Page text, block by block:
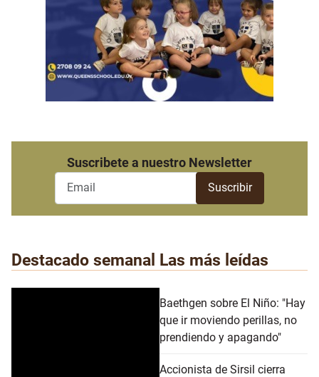
Suscribete a nuestro Newsletter
Destacado semanal Las más leídas
Baethgen sobre El Niño: "Hay
que ir moviendo perillas, no
prendiendo y apagando"
Accionista de Sirsil cierra